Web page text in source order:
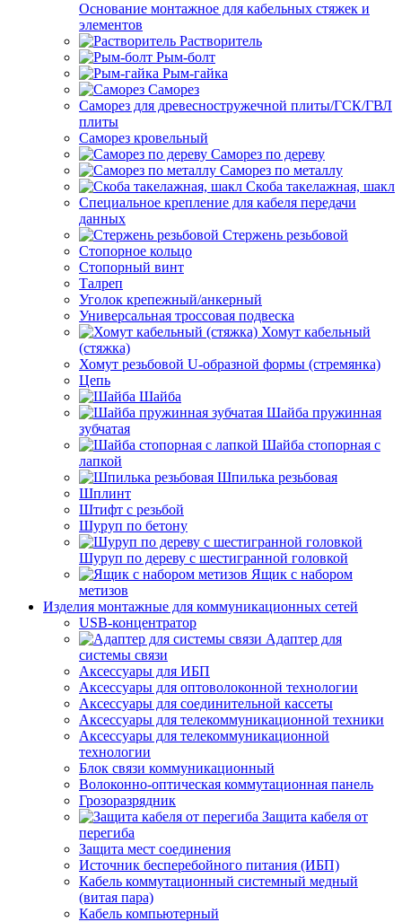
Основание монтажное для кабельных стяжек и
элементов
Растворитель
Рым-болт
Рым-гайка
Саморез
Саморез для древесностружечной плиты/ГСК/ГВЛ
плиты
Саморез кровельный
Саморез по дереву
Саморез по металлу
Скоба такелажная, шакл
Специальное крепление для кабеля передачи
данных
Стержень резьбовой
Стопорное кольцо
Стопорный винт
Талреп
Уголок крепежный/анкерный
Универсальная троссовая подвеска
Хомут кабельный
(стяжка)
Хомут резьбовой U-образной формы (стремянка)
Цепь
Шайба
Шайба пружинная
зубчатая
Шайба стопорная с
лапкой
Шпилька резьбовая
Шплинт
Штифт с резьбой
Шуруп по бетону
Шуруп по дереву с шестигранной головкой
Ящик с набором
метизов
Изделия монтажные для коммуникационных сетей
USB-концентратор
Адаптер для
системы связи
Аксессуары для ИБП
Аксессуары для оптоволоконной технологии
Аксессуары для соединительной кассеты
Аксессуары для телекоммуникационной техники
Аксессуары для телекоммуникационной
технологии
Блок связи коммуникационный
Волоконно-оптическая коммутационная панель
Грозоразрядник
Защита кабеля от
перегиба
Защита мест соединения
Источник бесперебойного питания (ИБП)
Кабель коммутационный системный медный
(витая пара)
Кабель компьютерный